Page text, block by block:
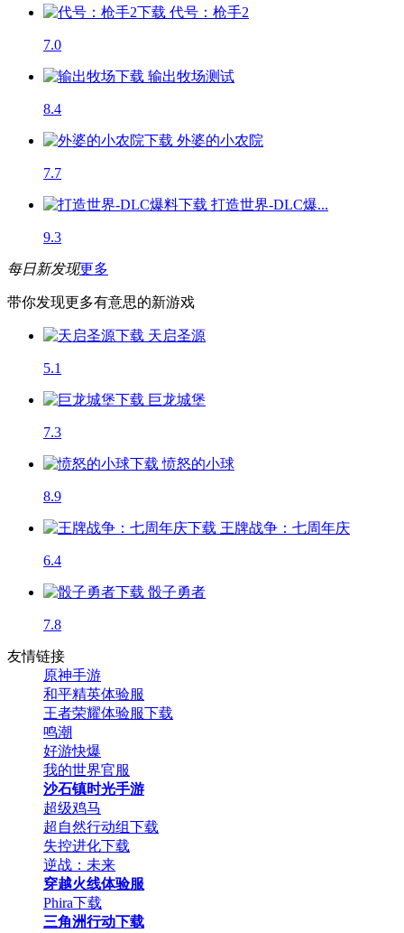
代号：枪手2
7.0
输出牧场测试
8.4
外婆的小农院
7.7
打造世界-DLC爆...
9.3
每日新发现更多
带你发现更多有意思的新游戏
天启圣源
5.1
巨龙城堡
7.3
愤怒的小球
8.9
王牌战争：七周年庆
6.4
骰子勇者
7.8
友情链接
原神手游
和平精英体验服
王者荣耀体验服下载
鸣潮
好游快爆
我的世界官服
沙石镇时光手游
超级鸡马
超自然行动组下载
失控进化下载
逆战：未来
穿越火线体验服
Phira下载
三角洲行动下载